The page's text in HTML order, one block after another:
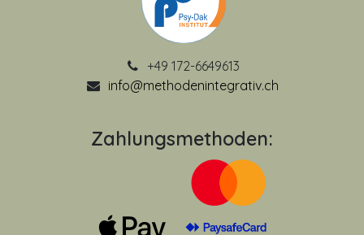
+49 172-6649613
info@methodenintegrativ.ch
Zahlungsmethoden: